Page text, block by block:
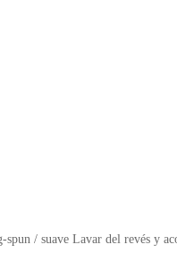
/ suave Lavar del revés y